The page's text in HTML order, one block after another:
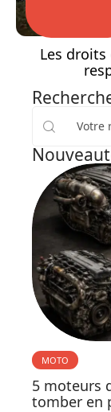
Les droits
MOTO
5 moteurs
tomber en